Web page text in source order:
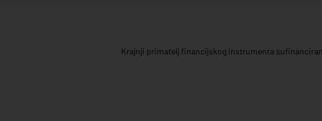
Krajnji primatelj financijskog instrumenta